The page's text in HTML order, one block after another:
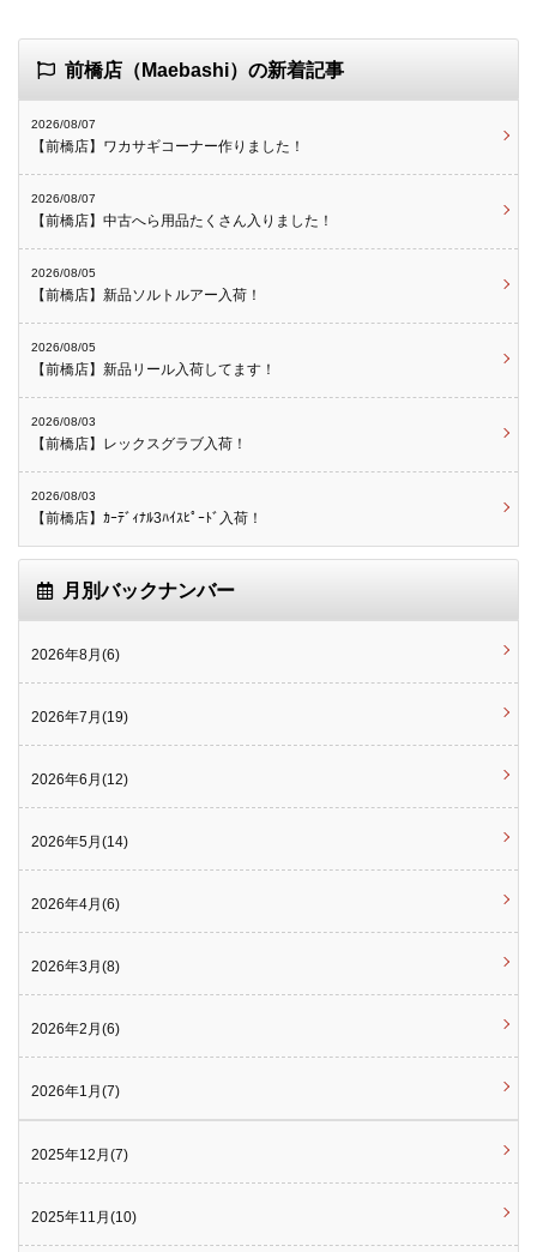
前橋店（Maebashi）の新着記事
2026/08/07
【前橋店】ワカサギコーナー作りました！
2026/08/07
【前橋店】中古へら用品たくさん入りました！
2026/08/05
【前橋店】新品ソルトルアー入荷！
2026/08/05
【前橋店】新品リール入荷してます！
2026/08/03
【前橋店】レックスグラブ入荷！
2026/08/03
【前橋店】ｶｰﾃﾞｨﾅﾙ3ﾊｲｽﾋﾟｰﾄﾞ入荷！
月別バックナンバー
2026年8月(6)
2026年7月(19)
2026年6月(12)
2026年5月(14)
2026年4月(6)
2026年3月(8)
2026年2月(6)
2026年1月(7)
2025年12月(7)
2025年11月(10)